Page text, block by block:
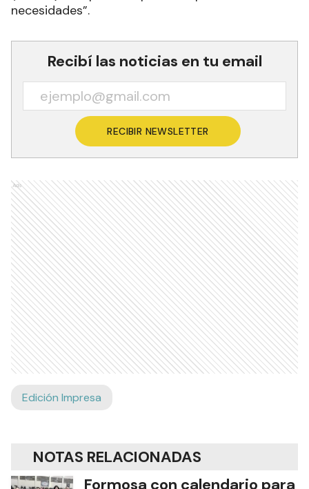
necesidades”.
Recibí las noticias en tu email
RECIBIR NEWSLETTER
Ads
Edición Impresa
NOTAS RELACIONADAS
Formosa con calendario para